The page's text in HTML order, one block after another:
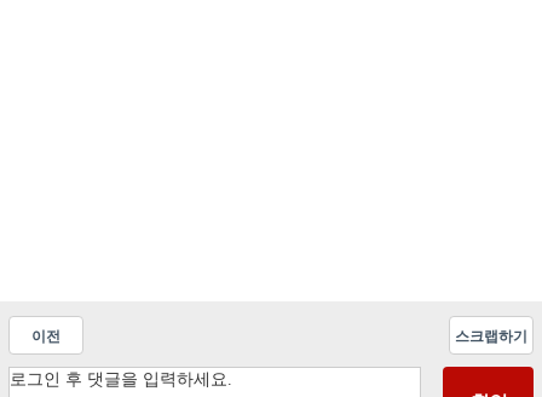
이전 스크랩하기